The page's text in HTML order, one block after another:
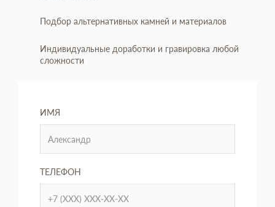
Подбор альтернативных камней и материалов
Индивидуальные доработки и гравировка любой
сложности
ИМЯ
ТЕЛЕФОН